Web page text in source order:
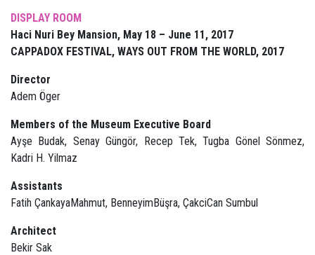
DISPLAY ROOM
Haci Nuri Bey Mansion, May 18 – June 11, 2017
CAPPADOX FESTIVAL, WAYS OUT FROM THE WORLD, 2017
Director
Adem Öger
Members of the Museum Executive Board
Ayşe Budak, Senay Güngör, Recep Tek, Tugba Gönel Sönmez,
Kadri H. Yilmaz
Assistants
Fatih ÇankayaMahmut, BenneyimBüşra, ÇakciCan Sumbul
Architect
Bekir Sak